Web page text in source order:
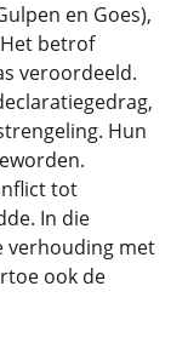
en Goes),
betrof
veroordeeld.
Hun
tot
In die
verhouding met
ook de